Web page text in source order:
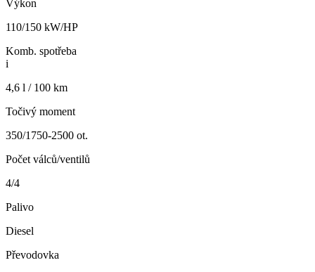
Výkon
110/150 kW/HP
Komb. spotřeba
i
4,6 l / 100 km
Točivý moment
350/1750-2500 ot.
Počet válců/ventilů
4/4
Palivo
Diesel
Převodovka